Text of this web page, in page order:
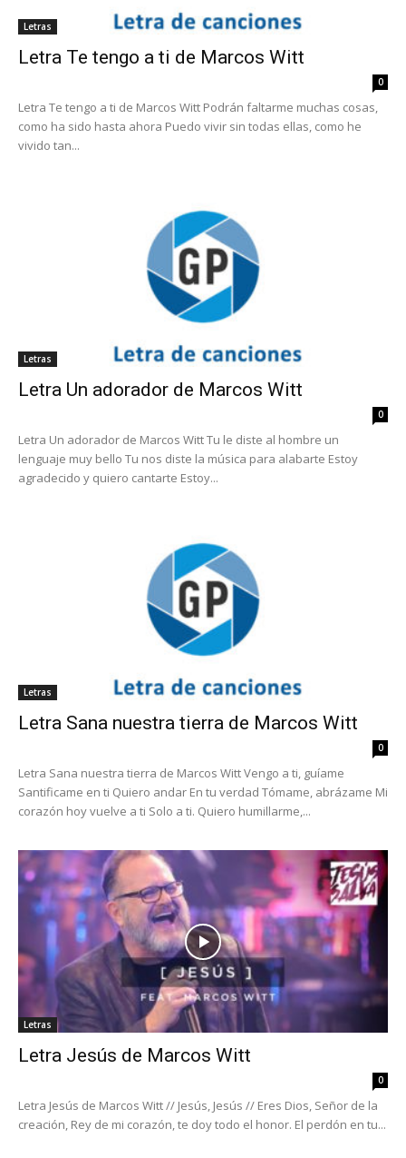
Letras
Letra Te tengo a ti de Marcos Witt
0
Letra Te tengo a ti de Marcos Witt Podrán faltarme muchas cosas,
como ha sido hasta ahora Puedo vivir sin todas ellas, como he
vivido tan...
Letras
Letra Un adorador de Marcos Witt
0
Letra Un adorador de Marcos Witt Tu le diste al hombre un
lenguaje muy bello Tu nos diste la música para alabarte Estoy
agradecido y quiero cantarte Estoy...
Letras
Letra Sana nuestra tierra de Marcos Witt
0
Letra Sana nuestra tierra de Marcos Witt Vengo a ti, guíame
Santificame en ti Quiero andar En tu verdad Tómame, abrázame Mi
corazón hoy vuelve a ti Solo a ti. Quiero humillarme,...
Letras
Letra Jesús de Marcos Witt
0
Letra Jesús de Marcos Witt // Jesús, Jesús // Eres Dios, Señor de la
creación, Rey de mi corazón, te doy todo el honor. El perdón en tu...